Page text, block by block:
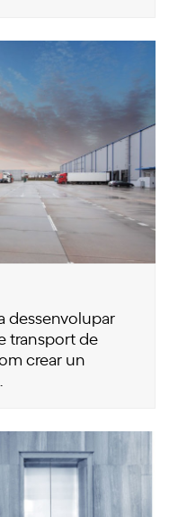
dessenvolupar
transport de
crear un